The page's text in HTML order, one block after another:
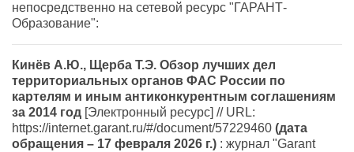
непосредственно на сетевой ресурс "ГАРАНТ-
Образование":
Кинёв А.Ю., Щерба Т.Э. Обзор лучших дел
территориальных органов ФАС России по
картелям и иным антиконкурентным соглашениям
за 2014 год [Электронный ресурс] // URL:
https://internet.garant.ru/#/document/57229460 (дата
обращения – 17 февраля 2026 г.) : журнал "Garant